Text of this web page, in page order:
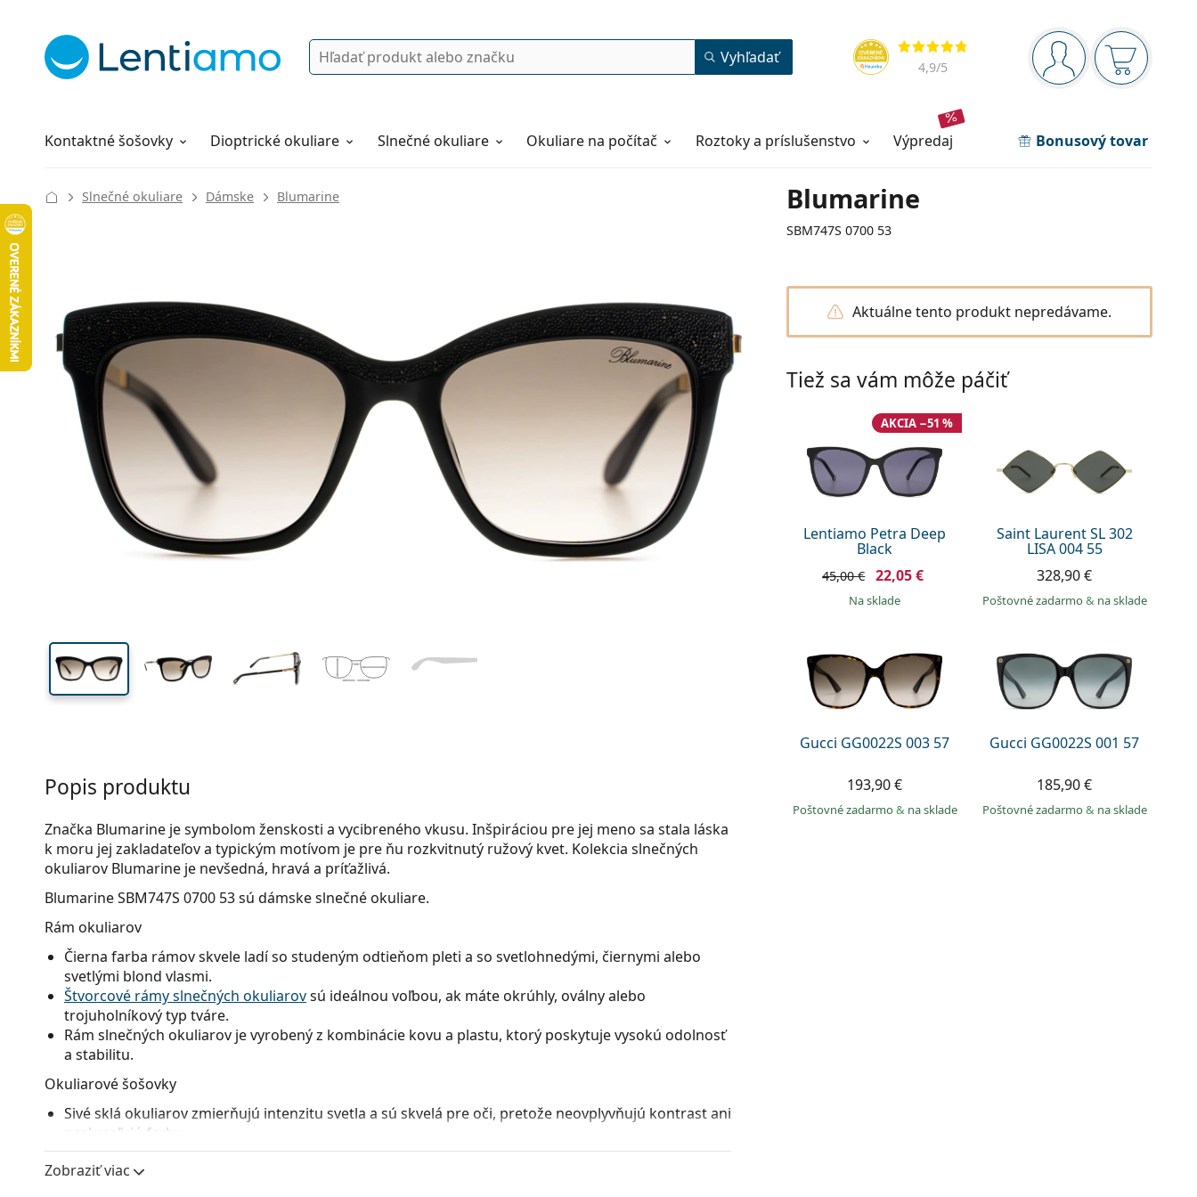
Navigačný panel
ste prihláseníNákupný
Hodnotenia
4,9/5
Vyhľadávanie Vyhľadať
Kontaktné šošovky
Roztoky Dioptrické okuliare Slnečné okuliare Okuliare na počítač Roztoky a príslušenstvo výpredaj Bonusový tovar
Všetko o nákupe
Blumarine
SBM747S 0700 53
Slnečné okuliare Dámske Blumarine
40 mm
Výška očnice
53 mm
Šírka očnice
mostíka
Aktuálne tento produkt nepredávame.
Tiež sa vám môže páčiť
Lentiamo Petra Deep
Black
AKCIA −51 %
45,00 € 22,05 €
na sklade
Saint Laurent SL 302
LISA 004 55
328,90 €
Poštovné zadarmo& na sklade
Gucci GG0022S 003 57
193,90 €
Poštovné zadarmo& na sklade
Gucci GG0022S 001 57
185,90 €
Poštovné zadarmo& na sklade
Popis produktu
Značka Blumarine je symbolom ženskosti a vycibreného vkusu. Inšpiráciou pre jej meno sa stala láska
k moru jej zakladateľov a typickým motívom je pre ňu rozkvitnutý ružový kvet. Kolekcia slnečných
okuliarov Blumarine je nevšedná, hravá a príťažlivá.
Blumarine SBM747S 0700 53sú dámske slnečné okuliare.
Rám okuliarov
Čierna farba rámov skvele ladí so studeným odtieňom pleti a so svetlohnedými, čiernymi alebo
svetlými blond vlasmi.
Štvorcové rámy slnečných okuliarovsú ideálnou voľbou, ak máte okrúhly, oválny alebo
trojuholníkový typ tváre.
Rám slnečných okuliarov je vyrobený z kombinácie kovu a plastu, ktorý poskytuje vysokú odolnosť
a stabilitu.
Okuliarové šošovky
Sivé sklá okuliarov zmierňujú intenzitu svetla a sú skvelá pre oči, pretože neovplyvňujú kontrast ani
neskresľujú farby.
Okuliare disponujúgradientnými šošovkami, ktorých zafarbenie sa smerom dole plynule mení z
tmavého na svetlejšie. Najtmavší odtieň v hornej časti umožňuje filtrovanie ostrého slnečného jasu
Zobraziť viac